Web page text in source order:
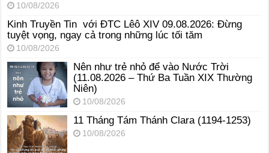
10/08/2026
Kinh Truyền Tin với ĐTC Lêô XIV 09.08.2026: Đừng
tuyệt vọng, ngay cả trong những lúc tối tăm
10/08/2026
Nên như trẻ nhỏ để vào Nước Trời
(11.08.2026 – Thứ Ba Tuần XIX Thường
Niên)
10/08/2026
11 Tháng Tám Thánh Clara (1194-1253)
10/08/2026